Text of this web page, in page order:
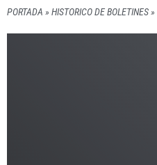
PORTADA » HISTORICO DE BOLETINES»